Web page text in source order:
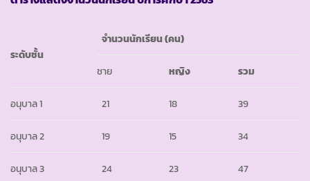
ระดับชั้น
จำนวนนักเรียน (คน)
ชาย หญิง รวม
อนุบาล 1 21 18 39
อนุบาล 2 19 15 34
อนุบาล 3 24 23 47